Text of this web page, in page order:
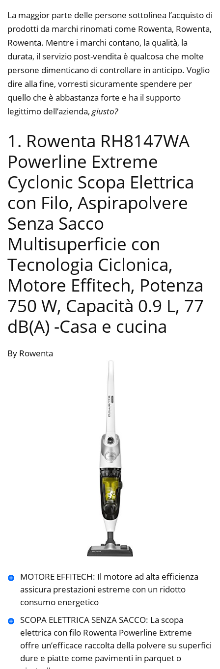
La maggior parte delle persone sottolinea l’acquisto di
prodotti da marchi rinomati come Rowenta, Rowenta,
Rowenta. Mentre i marchi contano, la qualità, la
durata, il servizio post-vendita è qualcosa che molte
persone dimenticano di controllare in anticipo. Voglio
dire alla fine, vorresti sicuramente spendere per
quello che è abbastanza forte e ha il supporto
legittimo dell’azienda, giusto?
1. Rowenta RH8147WA
Powerline Extreme
Cyclonic Scopa Elettrica
con Filo, Aspirapolvere
Senza Sacco
Multisuperficie con
Tecnologia Ciclonica,
Motore Effitech, Potenza
750 W, Capacità 0.9 L, 77
dB(A) -Casa e cucina
By Rowenta
MOTORE EFFITECH: Il motore ad alta efficienza
assicura prestazioni estreme con un ridotto
consumo energetico
SCOPA ELETTRICA SENZA SACCO: La scopa
elettrica con filo Rowenta Powerline Extreme
offre un’efficace raccolta della polvere su superfici
dure e piatte come pavimenti in parquet o